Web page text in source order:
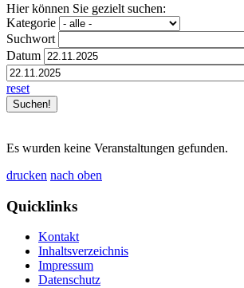
Hier können Sie gezielt suchen:
Kategorie
Suchwort
Datum
reset
Es wurden keine Veranstaltungen gefunden.
drucken nach oben
Quicklinks
Kontakt
Inhaltsverzeichnis
Impressum
Datenschutz